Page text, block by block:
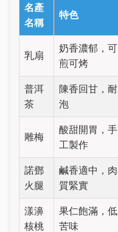
名產
名稱
特色
乳扇
奶香濃郁，可
煎可烤
普洱
茶
陳香回甘，耐
泡
雕梅
酸甜開胃，手
工製作
諾鄧
火腿
鹹香適中，肉
質緊實
漾濞
核桃
果仁飽滿，低
苦味